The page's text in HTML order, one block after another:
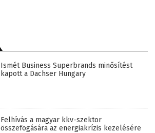
Ismét Business Superbrands minősítést
kapott a Dachser Hungary
Felhívás a magyar kkv-szektor
összefogására az energiakrízis kezelésére